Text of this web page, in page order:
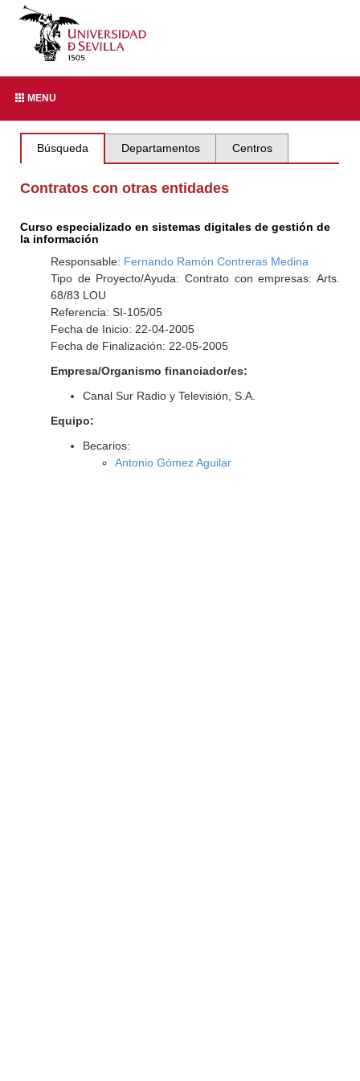
MENU
Búsqueda Departamentos Centros
Contratos con otras entidades
Curso especializado en sistemas digitales de gestión de
la información
Responsable: Fernando Ramón Contreras Medina
Tipo de Proyecto/Ayuda: Contrato con empresas: Arts.
68/83 LOU
Referencia: SI-105/05
Fecha de Inicio: 22-04-2005
Fecha de Finalización: 22-05-2005
Empresa/Organismo financiador/es:
Canal Sur Radio y Televisión, S.A.
Equipo:
Becarios:
Antonio Gómez Aguilar